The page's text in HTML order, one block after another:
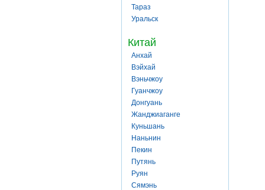
Тараз
Уральск
Китай
Анхай
Вэйхай
Вэньчжоу
Гуанчжоу
Донгуань
Жанджиаганге
Куньшань
Наньнин
Пекин
Путянь
Руян
Сямэнь